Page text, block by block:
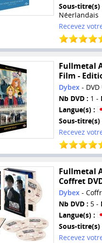
Sous-titre(s)
Néerlandais
Recevez
Fullmetal
Film -
Dybex -
Nb DVD : 1 -
Langue(s) :
Sous-titre(s)
Recevez
Fullmetal
Coffret
Dybex-
Nb DVD : 5 -
Langue(s) :
Sous-titre(s)
Recevez